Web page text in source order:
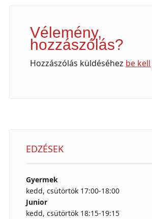
Vélemény,
hozzászólás?
Hozzászólás küldéséhez be
EDZÉSEK
Gyermek
kedd, csütörtök 17:00-18:00
Junior
kedd, csütörtök 18:15-19:15